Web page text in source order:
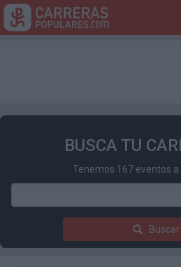
BUSCA TU
Tenemos 167 eventos
Buscar